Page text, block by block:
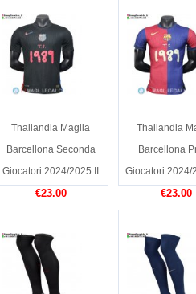
Thailandia Maglia
Barcellona Seconda
Giocatori 2024/2025 II
€23.00
Thailandia
Barcellona
Giocatori 2024/
€23.00